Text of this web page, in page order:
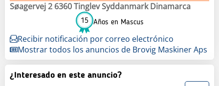
Søagervej 2 6360 Tinglev Syddanmark Dinamarca
15 Años en Mascus
Recibir notificación por correo electrónico
Mostrar todos los anuncios de Brovig Maskiner Aps
¿Interesado en este anuncio?